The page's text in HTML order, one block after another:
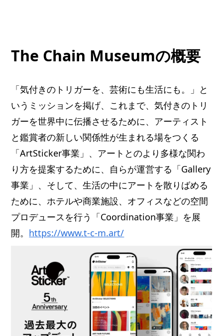
The Chain Museumの概要
「気付きのトリガーを、芸術にも生活にも。」と
いうミッションを掲げ、これまで、気付きのトリ
ガーを世界中に伝播させるために、アーティスト
と鑑賞者の新しい関係性が生まれる場をつくる
「ArtSticker事業」、アートとのより多様な関わ
り方を提案するために、自らが運営する「Gallery
事業」、そして、生活の中にアートを散りばめる
ために、ホテルや商業施設、オフィスなどの空間
プロデュースを行う「Coordination事業」を展
開。 https://www.t-c-m.art/